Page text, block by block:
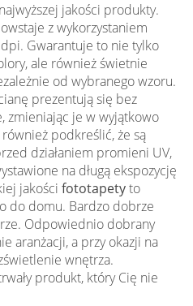
jakości produkty.
z wykorzystaniem
Gwarantuje to nie tylko
ale również świetnie
od wybranego wzoru.
prezentują się bez
zmieniając je w wyjątkowo
podkreślić, że są
działaniem promieni UV,
na długą ekspozycję
jakości fototapetyto
do domu. Bardzo dobrze
Odpowiednio dobrany
aranżacji, a przy okazji na
wnętrza.
produkt, który Cię nie